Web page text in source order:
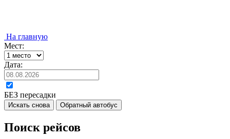
На главную
Мест:
Дата:
БЕЗ пересадки
Искать снова Обратный автобус
Поиск рейсов